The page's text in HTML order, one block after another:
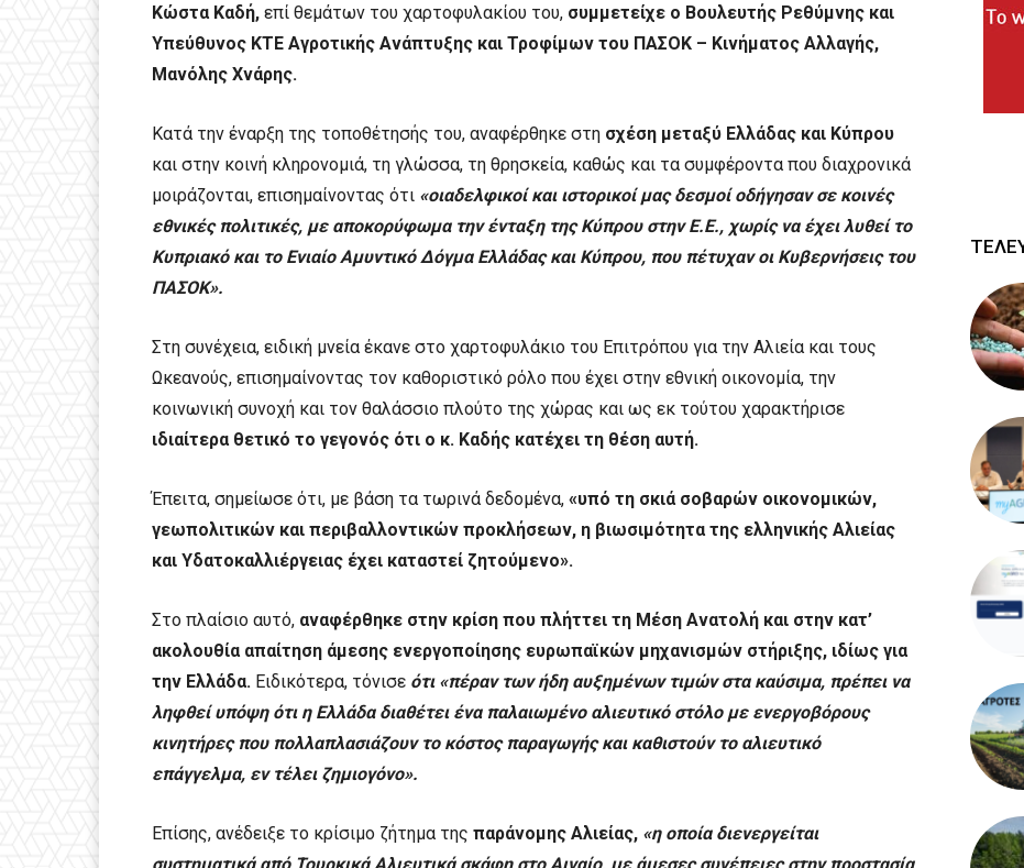
Κώστα Καδή, επί θεμάτων του χαρτοφυλακίου του, συμμετείχε ο Βουλευτής Ρεθύμνης και
Υπεύθυνος ΚΤΕ Αγροτικής Ανάπτυξης και Τροφίμων του ΠΑΣΟΚ – Κινήματος Αλλαγής,
Μανόλης Χνάρης.
Κατά την έναρξη της τοποθέτησής του, αναφέρθηκε στη σχέση μεταξύ Ελλάδας και Κύπρου
και στην κοινή κληρονομιά, τη γλώσσα, τη θρησκεία, καθώς και τα συμφέροντα που διαχρονικά
μοιράζονται, επισημαίνοντας ότι «οιαδελφικοί και ιστορικοί μας δεσμοί οδήγησαν σε κοινές
εθνικές πολιτικές, με αποκορύφωμα την ένταξη της Κύπρου στην Ε.Ε., χωρίς να έχει λυθεί το
Κυπριακό και το Ενιαίο Αμυντικό Δόγμα Ελλάδας και Κύπρου, που πέτυχαν οι Κυβερνήσεις του
ΠΑΣΟΚ».
Στη συνέχεια, ειδική μνεία έκανε στο χαρτοφυλάκιο του Επιτρόπου για την Αλιεία και τους
Ωκεανούς, επισημαίνοντας τον καθοριστικό ρόλο που έχει στην εθνική οικονομία, την
κοινωνική συνοχή και τον θαλάσσιο πλούτο της χώρας και ως εκ τούτου χαρακτήρισε
ιδιαίτερα θετικό το γεγονός ότι ο κ. Καδής κατέχει τη θέση αυτή.
Έπειτα, σημείωσε ότι, με βάση τα τωρινά δεδομένα, «υπό τη σκιά σοβαρών οικονομικών,
γεωπολιτικών και περιβαλλοντικών προκλήσεων, η βιωσιμότητα της ελληνικής Αλιείας
και Υδατοκαλλιέργειας έχει καταστεί ζητούμενο».
Στο πλαίσιο αυτό, αναφέρθηκε στην κρίση που πλήττει τη Μέση Ανατολή και στην κατ’
ακολουθία απαίτηση άμεσης ενεργοποίησης ευρωπαϊκών μηχανισμών στήριξης, ιδίως για
την Ελλάδα. Ειδικότερα, τόνισε ότι «πέραν των ήδη αυξημένων τιμών στα καύσιμα, πρέπει να
ληφθεί υπόψη ότι η Ελλάδα διαθέτει ένα παλαιωμένο αλιευτικό στόλο με ενεργοβόρους
κινητήρες που πολλαπλασιάζουν το κόστος παραγωγής και καθιστούν το αλιευτικό
επάγγελμα, εν τέλει ζημιογόνο».
Επίσης, ανέδειξε το κρίσιμο ζήτημα της παράνομης Αλιείας, «η οποία διενεργείται